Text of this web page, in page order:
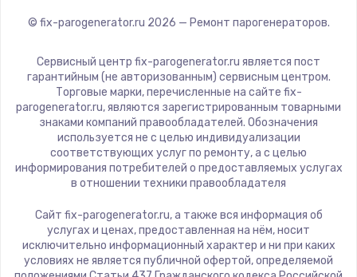
© fix-parogenerator.ru 2026 — Ремонт парогенераторов.
Сервисный центр fix-parogenerator.ru является пост
гарантийным (не авторизованным) сервисным центром.
Торговые марки, перечисленные на сайте fix-
parogenerator.ru, являются зарегистрированным товарными
знаками компаний правообладателей. Обозначения
используется не с целью индивидуализации
соответствующих услуг по ремонту, а с целью
информирования потребителей о предоставляемых услугах
в отношении техники правообладателя
Сайт fix-parogenerator.ru, а также вся информация об
услугах и ценах, предоставленная на нём, носит
исключительно информационный характер и ни при каких
условиях не является публичной офертой, определяемой